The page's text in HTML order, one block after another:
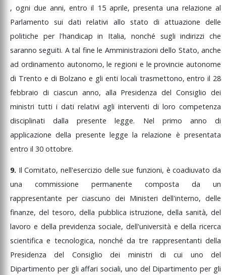
,ognidueanni,entroil 15 aprile, presenta una relazioneal
Parlamentosuidatirelativi allo stato di attuazione delle
politiche per l'handicapin Italia, nonché sugliindirizzi che
sarannoseguiti. Atal finele Amministrazionidello Stato,anche
ad ordinamento autonomo,le regioni e leprovincie autonome
di Trento e di Bolzanoe gli enti locali trasmettono,entroil 28
febbraio di ciascun anno, alla PresidenzadelConsiglio dei
ministri tutti i dati relativi agli interventi di loro competenza
disciplinatidallapresentelegge. Nel primo annodi
applicazionedella presente leggelarelazione èpresentata
entro il 30 ottobre.
9. IlComitato,nell'esercizio dellesuefunzioni, ècoadiuvatoda
una commissione permanente composta da un
rappresentante perciascunodei Ministeridell'interno,delle
finanze,deltesoro,della pubblica istruzione, della sanità, del
lavoro e dellaprevidenza sociale, dell'università edella ricerca
scientificae tecnologica, nonchédatre rappresentantidella
Presidenzadel Consigliodei ministri dicui uno del
Dipartimento per gliaffarisociali, uno del Dipartimentoper gli